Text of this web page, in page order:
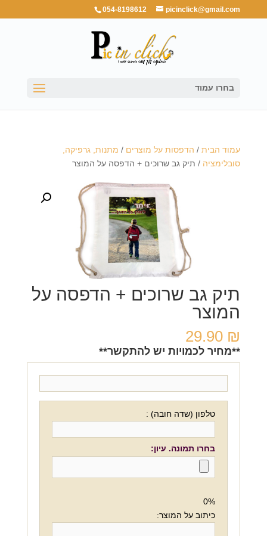
054-8198612 picinclick@gmail.com
בחרו עמוד
עמוד הבית/ הדפסות על מוצרים / מתנות, גרפיקה,
סובלימציה / תיק גב שרוכים + הדפסה על המוצר
תיק גב שרוכים + הדפסה על
המוצר
29.90 ₪
**מחיר לכמויות יש להתקשר**
טלפון (שדה חובה) :
בחרו תמונה. עיון:
0%
כיתוב על המוצר: